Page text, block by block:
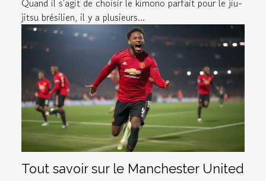
Quand il s'agit de choisir le kimono parfait pour le jiu-
jitsu brésilien, il y a plusieurs...
Tout savoir sur le Manchester United